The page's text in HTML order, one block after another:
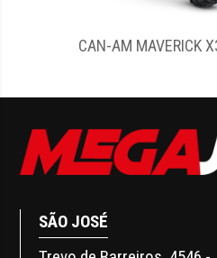
CAN-AM MAVERICK
SÃO JOSÉ